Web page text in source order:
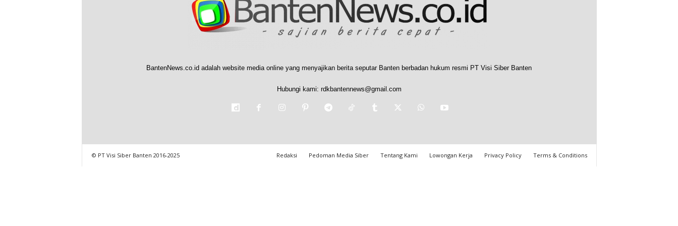
BantenNews.co.id adalah website media online yang menyajikan berita seputar Banten berbadan hukum resmi PT Visi Siber Banten
Hubungi kami: rdkbantennews@gmail.com
Redaksi Pedoman Media Siber Tentang Kami Lowongan Kerja Privacy Policy Terms & Conditions
© PT Visi Siber Banten 2016-2025